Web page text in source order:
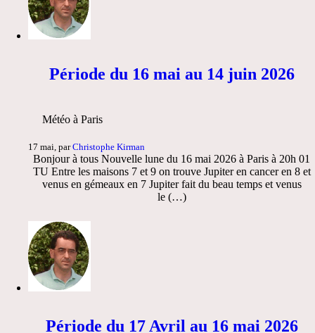
Période du 16 mai au 14 juin 2026
Météo à Paris
17 mai, parChristophe Kirman
Bonjour à tous Nouvelle lune du 16 mai 2026 à Paris à 20h 01
TU Entre les maisons 7 et 9 on trouve Jupiter en cancer en 8 et
venus en gémeaux en 7 Jupiter fait du beau temps et venus
le (…)
Période du 17 Avril au 16 mai 2026